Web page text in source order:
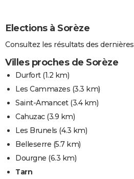
Elections à Sorèze
Consultez les résultats des dernières
Villes proches de Sorèze
Durfort(1.2 km)
Les Cammazes (3.3 km)
Saint-Amancet(3.4 km)
Cahuzac(3.9 km)
Les Brunels (4.3 km)
Belleserre (5.7 km)
Dourgne (6.3 km)
Tarn